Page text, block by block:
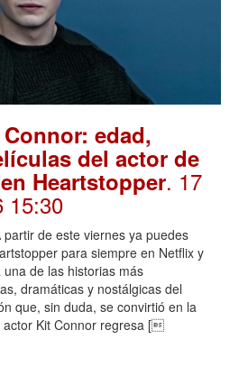
edad,
del actor de
Heartstopper. 17
15:30
partir de este viernes ya puedes
para siempre en Netflix y
una de las historias más
dramáticas y nostálgicas del
que, sin duda, se convirtió en la
actor Kit Connor regresa [